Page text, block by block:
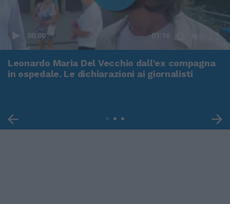
00:00 01:16
Leonardo Maria Del Vecchio dall'ex compagna
in ospedale. Le dichiarazioni ai giornalisti